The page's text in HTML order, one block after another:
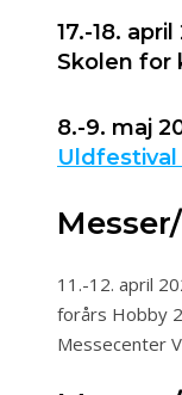
17.-18.
Skolen for
8.-9. maj
11.-12. april
forårs Hobby
Messecenter